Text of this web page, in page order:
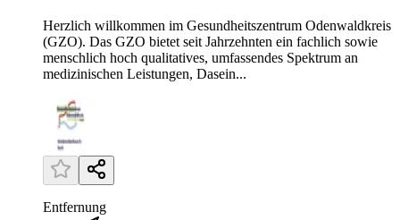
Herzlich willkommen im Gesundheitszentrum Odenwaldkreis
(GZO). Das GZO bietet seit Jahrzehnten ein fachlich sowie
menschlich hoch qualitatives, umfassendes Spektrum an
medizinischen Leistungen, Dasein...
Entfernung